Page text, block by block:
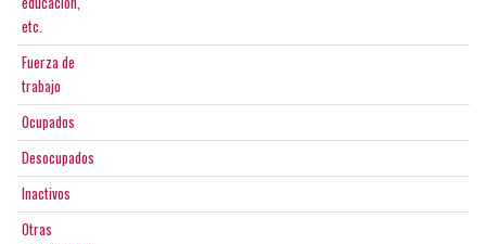
etc.
Fuerza de
trabajo
Ocupados
Desocupados
Inactivos
Otras